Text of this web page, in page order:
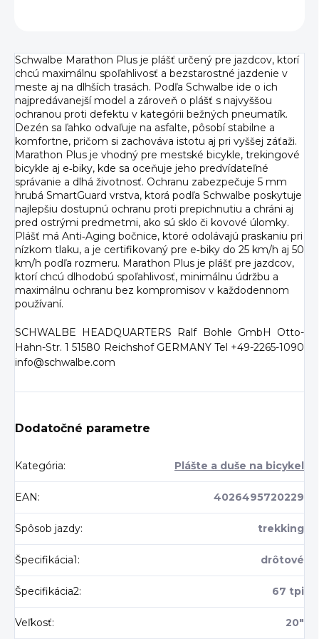
Schwalbe Marathon Plus je plášť určený pre jazdcov, ktorí
chcú maximálnu spoľahlivosť a bezstarostné jazdenie v
meste aj na dlhších trasách. Podľa Schwalbe ide o ich
najpredávanejší model a zároveň o plášť s najvyššou
ochranou proti defektu v kategórii bežných pneumatík.
Dezén sa ľahko odvaľuje na asfalte, pôsobí stabilne a
komfortne, pričom si zachováva istotu aj pri vyššej záťaži.
Marathon Plus je vhodný pre mestské bicykle, trekingové
bicykle aj e‑biky, kde sa oceňuje jeho predvídateľné
správanie a dlhá životnosť. Ochranu zabezpečuje 5 mm
hrubá SmartGuard vrstva, ktorá podľa Schwalbe poskytuje
najlepšiu dostupnú ochranu proti prepichnutiu a chráni aj
pred ostrými predmetmi, ako sú sklo či kovové úlomky.
Plášť má Anti‑Aging bočnice, ktoré odolávajú praskaniu pri
nízkom tlaku, a je certifikovaný pre e‑biky do 25 km/h aj 50
km/h podľa rozmeru. Marathon Plus je plášť pre jazdcov,
ktorí chcú dlhodobú spoľahlivosť, minimálnu údržbu a
maximálnu ochranu bez kompromisov v každodennom
používaní.
SCHWALBE HEADQUARTERS Ralf Bohle GmbH Otto-
Hahn-Str. 1 51580 Reichshof GERMANY Tel +49-2265-1090
info@schwalbe.com
Dodatočné parametre
Kategória: Plášte a duše na bicykel
EAN : 4026495720229
Spôsob jazdy: trekking
Špecifikácia1 : drôtové
Špecifikácia2: 67 tpi
Veľkosť: 20"